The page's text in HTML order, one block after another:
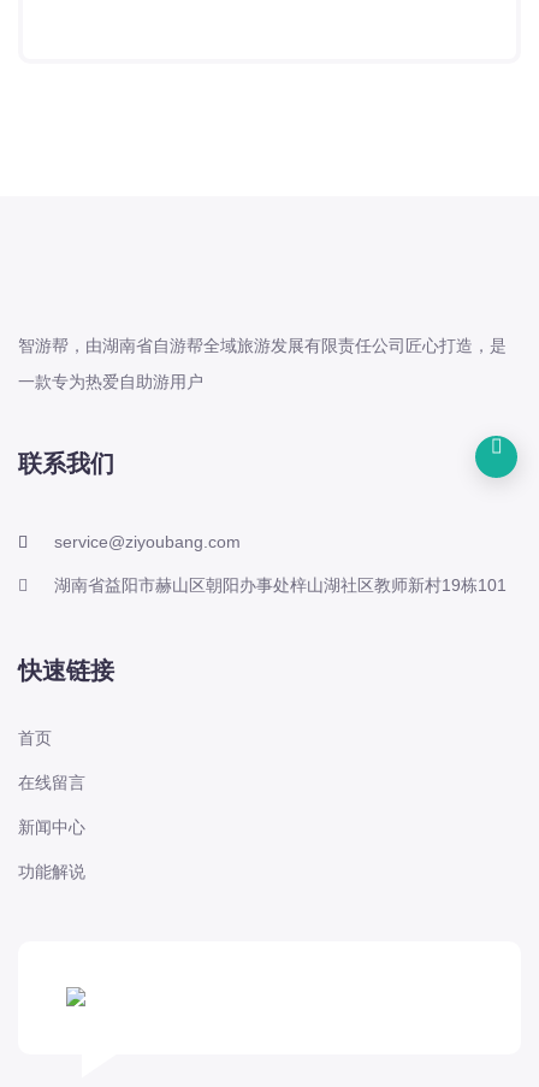
智游帮，由湖南省自游帮全域旅游发展有限责任公司匠心打造，是
一款专为热爱自助游用户
联系我们
service@ziyoubang.com
湖南省益阳市赫山区朝阳办事处梓山湖社区教师新村19栋101
快速链接
首页
在线留言
新闻中心
功能解说